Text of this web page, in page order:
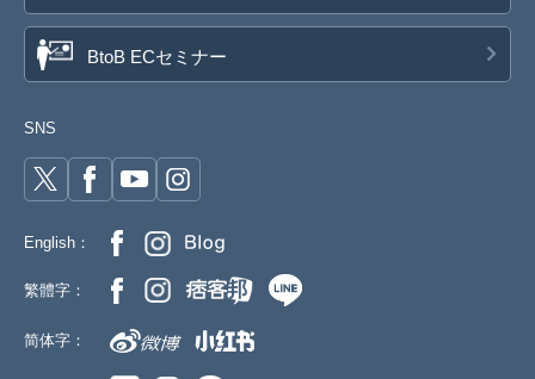
BtoB ECセミナー
SNS
English：
繁體字：
简体字：